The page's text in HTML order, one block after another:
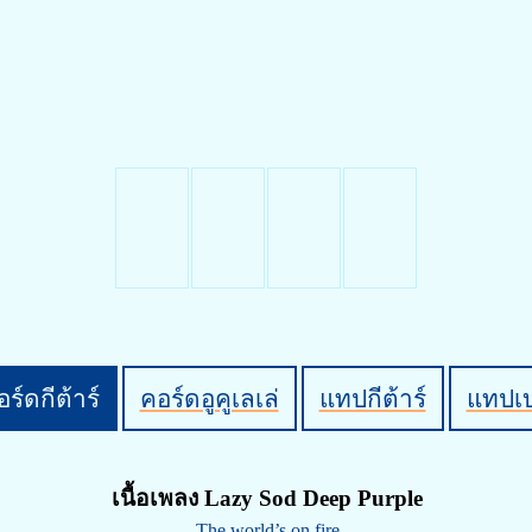
ร์ดกีต้าร์ คอร์ดอูคูเลเล่ แทปกีต้าร์ แทปเ
เนื้อเพลง Lazy Sod Deep Purple